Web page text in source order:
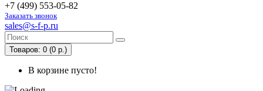
+7 (499) 553-05-82
Заказать звонок
sales@s-f-p.ru
Товаров: 0 (0 р.)
В корзине пусто!